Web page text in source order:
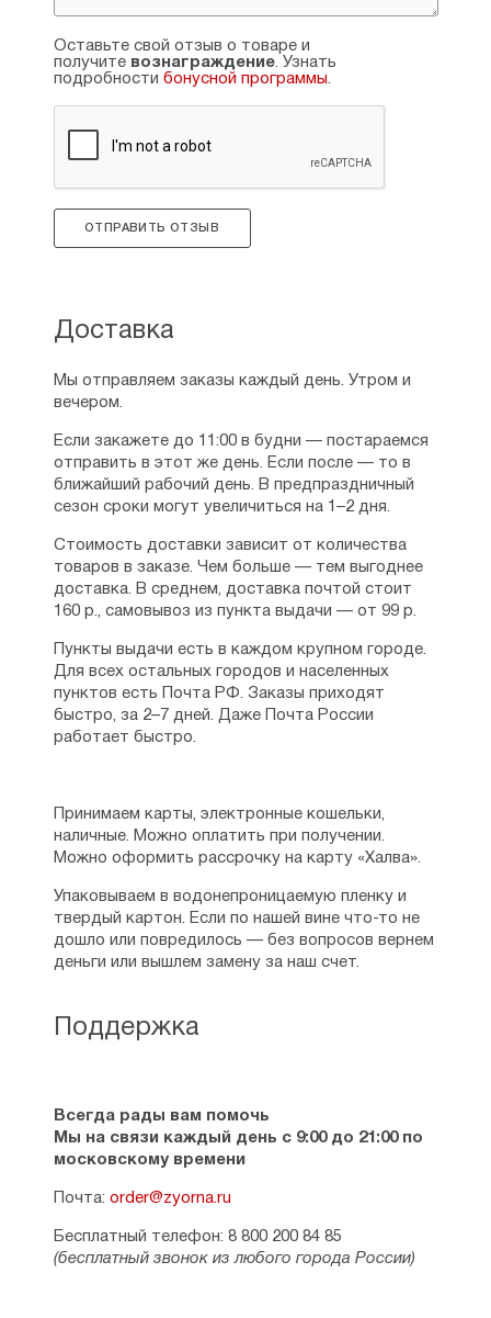
Оставьте свой отзыв о товаре и
получите вознаграждение. Узнать
подробности бонусной программы.
ОТПРАВИТЬ ОТЗЫВ
Поддержка
Всегда рады вам помочь
Мы на связи каждый день с 9:00 до 21:00 по
московскому времени
Почта: order@zyorna.ru
Бесплатный телефон: 8 800 200 84 85
(бесплатный звонок из любого города России)
Доставка
Мы отправляем заказы каждый день. Утром и
вечером.
Если закажете до 11:00 в будни — постараемся
отправить в этот же день. Если после — то в
ближайший рабочий день. В предпраздничный
сезон сроки могут увеличиться на 1–2 дня.
Стоимость доставки зависит от количества
товаров в заказе. Чем больше — тем выгоднее
доставка. В среднем, доставка почтой стоит
160 р., самовывоз из пункта выдачи — от 99 р.
Пункты выдачи есть в каждом крупном городе.
Для всех остальных городов и населенных
пунктов есть Почта РФ. Заказы приходят
быстро, за 2–7 дней. Даже Почта России
работает быстро.
Принимаем карты, электронные кошельки,
наличные. Можно оплатить при получении.
Можно оформить рассрочку на карту «Халва».
Упаковываем в водонепроницаемую пленку и
твердый картон. Если по нашей вине что-то не
дошло или повредилось — без вопросов вернем
деньги или вышлем замену за наш счет.